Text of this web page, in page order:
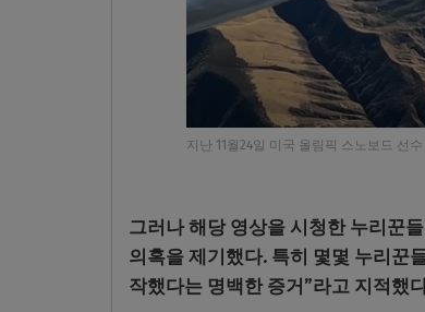
지난 11월24일 미국 올림픽 스노보드 선
그러나 해당 영상을 시청한 누리꾼
의혹을 제기했다. 특히 몇몇 누리꾼
작했다는 명백한 증거”라고 지적했